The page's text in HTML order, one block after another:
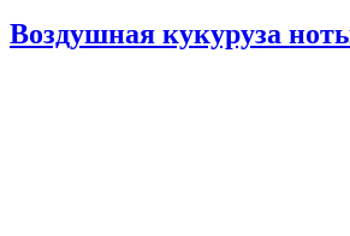
Воздушная кукуруза